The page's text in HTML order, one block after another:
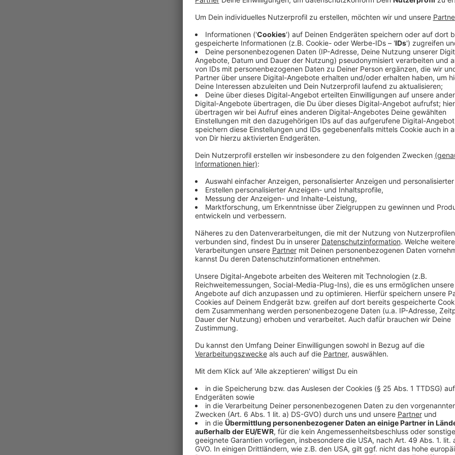
1001 Delegierte stimmen erst online ab und dann
auch rechtlich Bestand hat. Die Delegierten sind
der CDU gewählt worden. Selbst die
welcher von den drei Kandidaten aus NRW das
Für Laschet sieht es allerding ganz gut aus. Er ist
größten Landesverband hinter sich. Außerdem ist er
Regierungserfahrung hat.
Friedrich Merz ist bei der Basis beliebt, doch er
berechenbar.
Norbert Röttgen wäre ein Mann, der die CDU
keine Show abzieht, doch ihm fehlt der Rückhalt in
Politikwissenschaftler Matthias Freise von der Uni
Kandidaten:
Anzeige
Politikwissenschaftler
Anzeige
Wer schließlich CDU-Chef ist, geht wohl auch als
Ende nicht noch Bayerns Ministerpräsident Markus
Söder sagt zwar immer wieder, dass sein Platz in
wenn er am Ende doch noch "den Retter" für die
schon öfter Ansagen in der Corona-Krise gemacht.
schafft, das Land hinter sich zu vereinen. Und
Philipp Schönfeld von der Jungen Union im Kreis